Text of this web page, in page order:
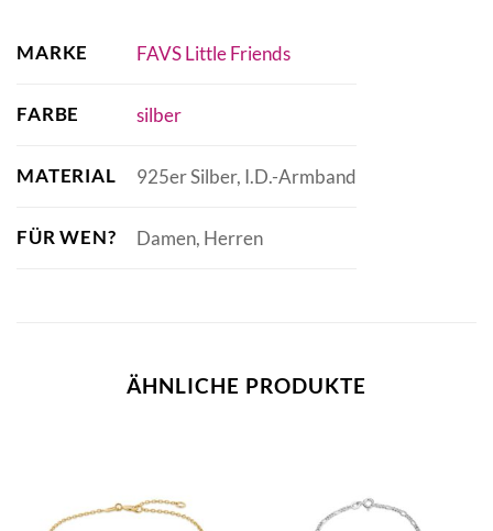
MARKE FAVS Little Friends
FARBE silber
MATERIAL 925er Silber, I.D.-Armband
FÜR WEN? Damen, Herren
ÄHNLICHE PRODUKTE